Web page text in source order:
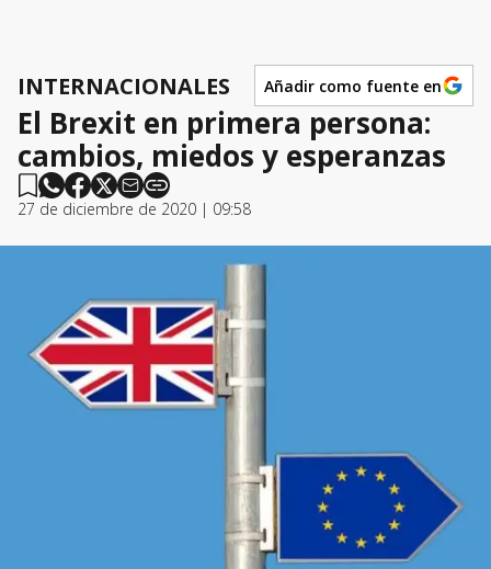
INTERNACIONALES Añadir como fuente en
El Brexit en primera persona:
cambios, miedos y esperanzas
27 de diciembre de 2020 | 09:58